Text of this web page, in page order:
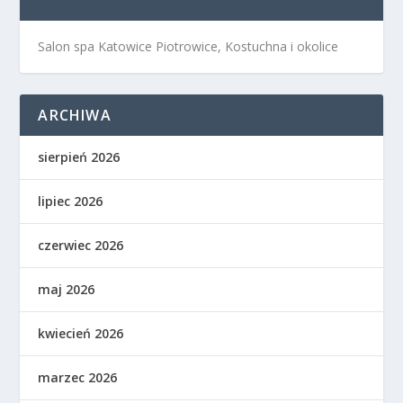
Salon spa Katowice Piotrowice, Kostuchna i okolice
ARCHIWA
sierpień 2026
lipiec 2026
czerwiec 2026
maj 2026
kwiecień 2026
marzec 2026